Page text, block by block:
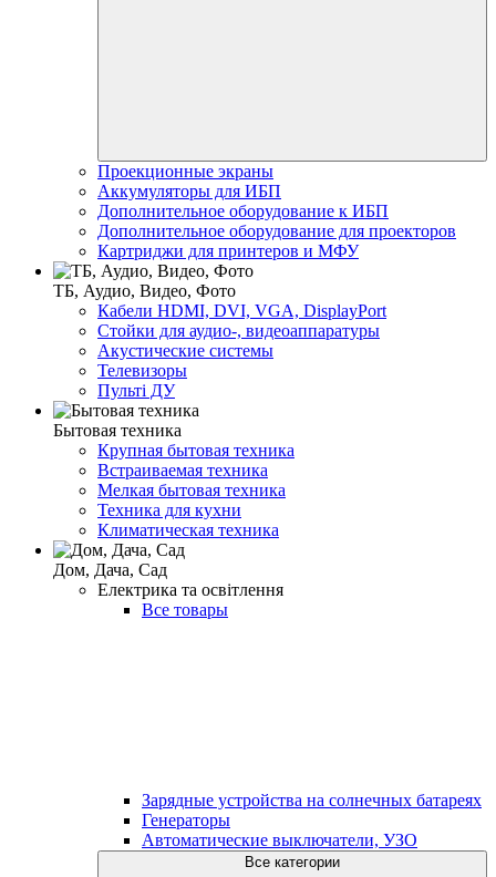
Проекционные экраны
Аккумуляторы для ИБП
Дополнительное оборудование к ИБП
Дополнительное оборудование для проекторов
Картриджи для принтеров и МФУ
ТБ, Аудио, Видео, Фото
Кабели HDMI, DVI, VGA, DisplayPort
Стойки для аудио-, видеоаппаратуры
Акустические системы
Телевизоры
Пульті ДУ
Бытовая техника
Крупная бытовая техника
Встраиваемая техника
Мелкая бытовая техника
Техника для кухни
Климатическая техника
Дом, Дача, Сад
Електрика та освітлення
Все товары
Зарядные устройства на солнечных батареях
Генераторы
Автоматические выключатели, УЗО
Все категории